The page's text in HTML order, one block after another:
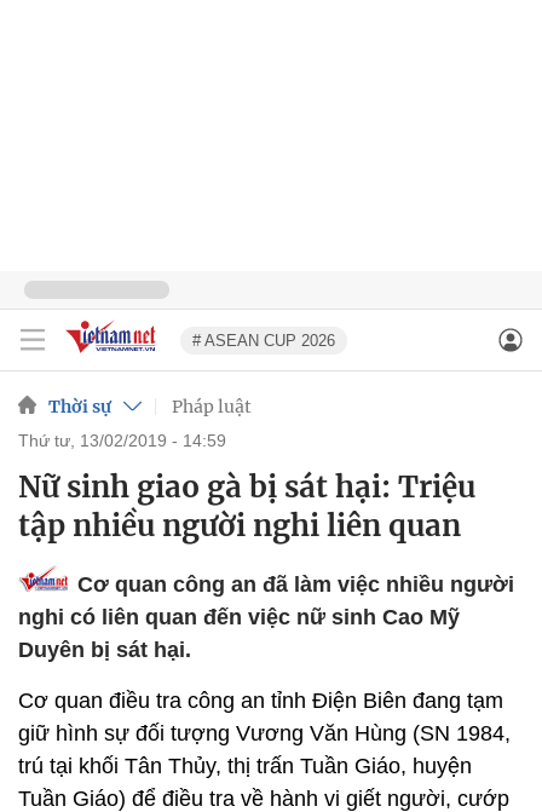
# ASEAN CUP 2026
Thời sự Pháp luật
thứ tư, 13/02/2019 - 14:59
Nữ sinh giao gà bị sát hại: Triệu
tập nhiều người nghi liên quan
Cơ quan công an đã làm việc nhiều người
nghi có liên quan đến việc nữ sinh Cao Mỹ
Duyên bị sát hại.
Cơ quan điều tra công an tỉnh Điện Biên đang tạm
giữ hình sự đối tượng Vương Văn Hùng (SN 1984,
trú tại khối Tân Thủy, thị trấn Tuần Giáo, huyện
Tuần Giáo) để điều tra về hành vi giết người, cướp